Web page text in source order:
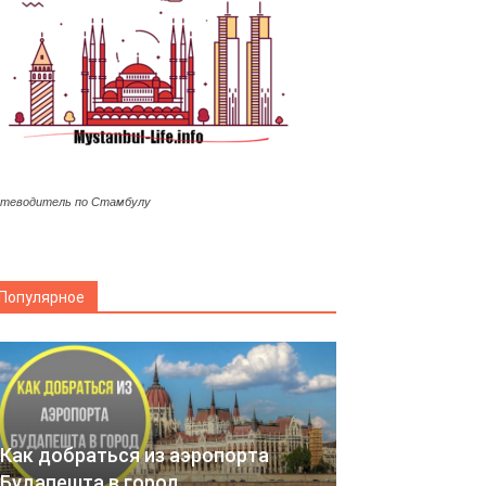
по Стамбулу
Как добраться из аэропорта